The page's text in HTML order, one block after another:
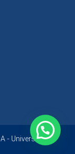
- Universidad